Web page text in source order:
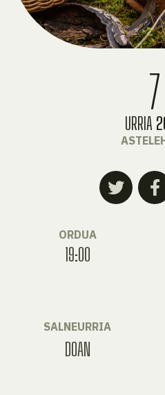
7
URRIA
ORDUA
19:00
SALNEURRIA
DOAN